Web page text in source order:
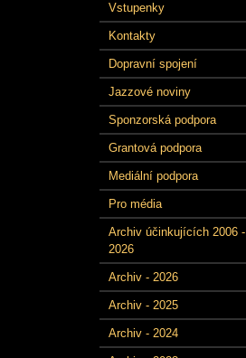
Vstupenky
Kontakty
Dopravní spojení
Jazzové noviny
Sponzorská podpora
Grantová podpora
Mediální podpora
Pro média
Archiv účinkujících 2006 -
2026
Archiv - 2026
Archiv - 2025
Archiv - 2024